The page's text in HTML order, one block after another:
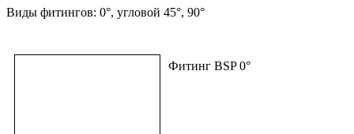
Виды фитингов: 0°, угловой 45°, 90°
Фитинг BSP 0°